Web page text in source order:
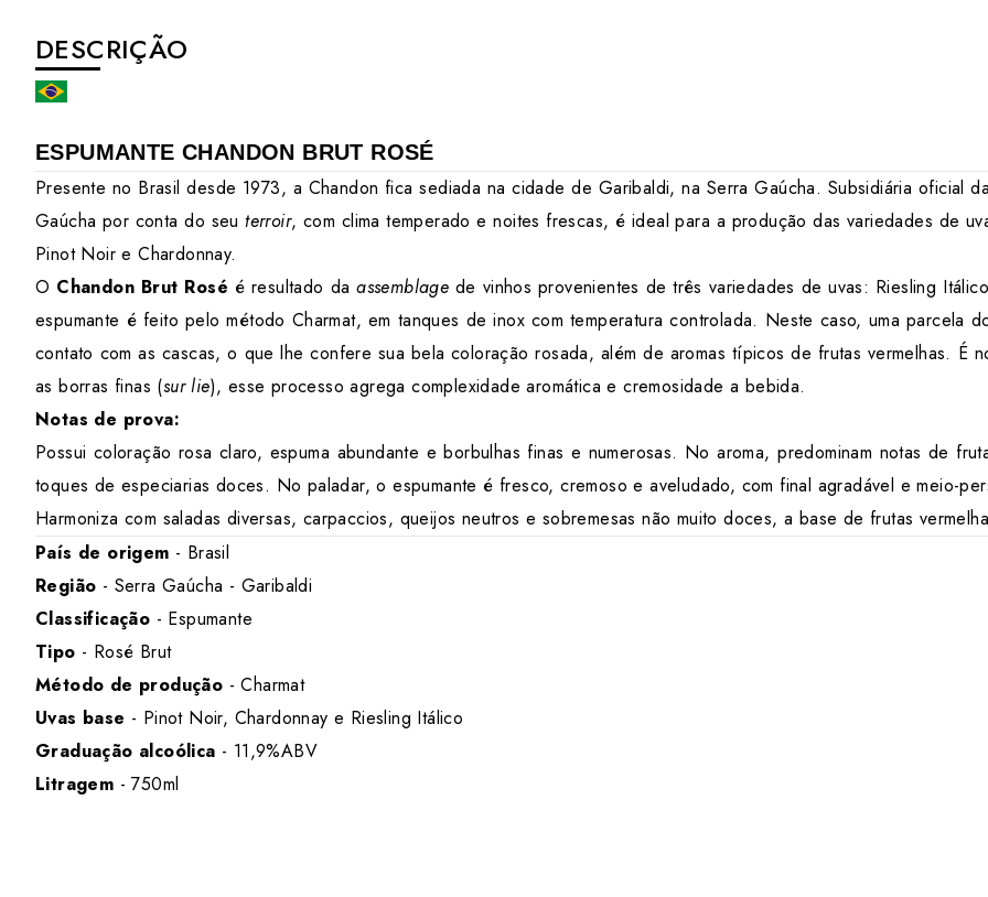
DESCRIÇÃO
ESPUMANTE CHANDON BRUT ROSÉ
Presente no Brasil desde 1973, a Chandon fica sediada na cidade de Garibaldi, na Serra Gaúcha. Subsidiária oficial
Gaúcha por conta do seuterroir, com clima temperado e noites frescas, é ideal para a produção das variedades de
Pinot Noir e Chardonnay.
O Chandon Brut Rosé é resultado daassemblage de vinhos provenientes de três variedades de uvas: Riesling
espumante é feito pelo método Charmat, em tanques de inox com temperatura controlada. Neste caso, uma parcela
contato com as cascas, o que lhe confere sua bela coloração rosada, além de aromas típicos de frutas vermelhas. É
as borras finas (sur lie), esse processo agrega complexidade aromática e cremosidade a bebida.
Notas de prova:
Possui coloração rosa claro, espuma abundante e borbulhas finas e numerosas. No aroma, predominam notas de
toques de especiarias doces. No paladar, o espumante é fresco, cremoso e aveludado, com final agradável e meio-
Harmoniza com saladas diversas, carpaccios, queijos neutros e sobremesas não muito doces, a base de frutas
País de origem - Brasil
Região - Serra Gaúcha - Garibaldi
Classificação - Espumante
Tipo - Rosé Brut
Método de produção - Charmat
Uvas base - Pinot Noir, Chardonnay e Riesling Itálico
Graduação alcoólica - 11,9%ABV
Litragem - 750ml